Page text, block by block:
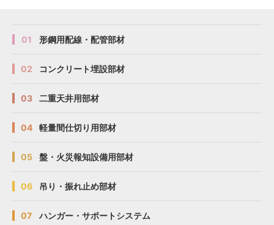
01 形鋼用配線・配管部材
02 コンクリート埋設部材
03 二重天井用部材
04 軽量間仕切り用部材
05 盤・火災報知設備用部材
06 吊り・振れ止め部材
07 ハンガー・サポートシステム